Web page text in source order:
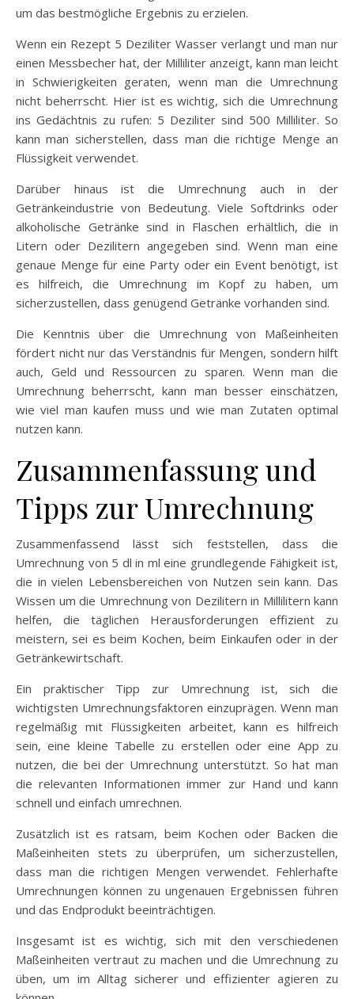
um das bestmögliche Ergebnis zu erzielen.
Wenn ein Rezept 5 Deziliter Wasser verlangt und man nur
einen Messbecher hat, der Milliliter anzeigt, kann man leicht
in Schwierigkeiten geraten, wenn man die Umrechnung
nicht beherrscht. Hier ist es wichtig, sich die Umrechnung
ins Gedächtnis zu rufen: 5 Deziliter sind 500 Milliliter. So
kann man sicherstellen, dass man die richtige Menge an
Flüssigkeit verwendet.
Darüber hinaus ist die Umrechnung auch in der
Getränkeindustrie von Bedeutung. Viele Softdrinks oder
alkoholische Getränke sind in Flaschen erhältlich, die in
Litern oder Dezilitern angegeben sind. Wenn man eine
genaue Menge für eine Party oder ein Event benötigt, ist
es hilfreich, die Umrechnung im Kopf zu haben, um
sicherzustellen, dass genügend Getränke vorhanden sind.
Die Kenntnis über die Umrechnung von Maßeinheiten
fördert nicht nur das Verständnis für Mengen, sondern hilft
auch, Geld und Ressourcen zu sparen. Wenn man die
Umrechnung beherrscht, kann man besser einschätzen,
wie viel man kaufen muss und wie man Zutaten optimal
nutzen kann.
Zusammenfassung und
Tipps zur Umrechnung
Zusammenfassend lässt sich feststellen, dass die
Umrechnung von 5 dl in ml eine grundlegende Fähigkeit ist,
die in vielen Lebensbereichen von Nutzen sein kann. Das
Wissen um die Umrechnung von Dezilitern in Millilitern kann
helfen, die täglichen Herausforderungen effizient zu
meistern, sei es beim Kochen, beim Einkaufen oder in der
Getränkewirtschaft.
Ein praktischer Tipp zur Umrechnung ist, sich die
wichtigsten Umrechnungsfaktoren einzuprägen. Wenn man
regelmäßig mit Flüssigkeiten arbeitet, kann es hilfreich
sein, eine kleine Tabelle zu erstellen oder eine App zu
nutzen, die bei der Umrechnung unterstützt. So hat man
die relevanten Informationen immer zur Hand und kann
schnell und einfach umrechnen.
Zusätzlich ist es ratsam, beim Kochen oder Backen die
Maßeinheiten stets zu überprüfen, um sicherzustellen,
dass man die richtigen Mengen verwendet. Fehlerhafte
Umrechnungen können zu ungenauen Ergebnissen führen
und das Endprodukt beeinträchtigen.
Insgesamt ist es wichtig, sich mit den verschiedenen
Maßeinheiten vertraut zu machen und die Umrechnung zu
üben, um im Alltag sicherer und effizienter agieren zu